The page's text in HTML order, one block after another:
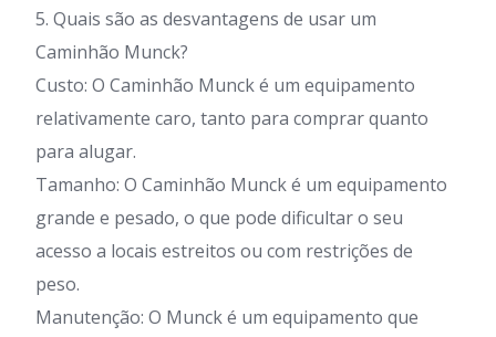
5. Quais são as desvantagens de usar um
Caminhão Munck?
Custo: O Caminhão Munck é um equipamento
relativamente caro, tanto para comprar quanto
para alugar.
Tamanho: O Caminhão Munck é um equipamento
grande e pesado, o que pode dificultar o seu
acesso a locais estreitos ou com restrições de
peso.
Manutenção: O Munck é um equipamento que